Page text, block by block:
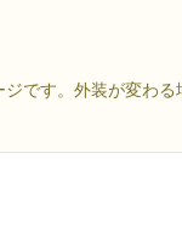
です。外装が変わる